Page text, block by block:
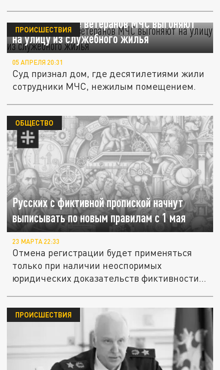
В Новокузнецке ветеранов МЧС выгоняют
на улицу из служебного жилья
ПРОИСШЕСТВИЯ
05 АПРЕЛЯ 20:31
Суд признал дом, где десятилетиями жили
сотрудники МЧС, нежилым помещением.
Русских с фиктивной пропиской начнут
выписывать по новым правилам с 1 мая
ОБЩЕСТВО
23 МАРТА 22:33
Отмена регистрации будет применяться
только при наличии неоспоримых
юридических доказательств фиктивности...
ПРОИСШЕСТВИЯ